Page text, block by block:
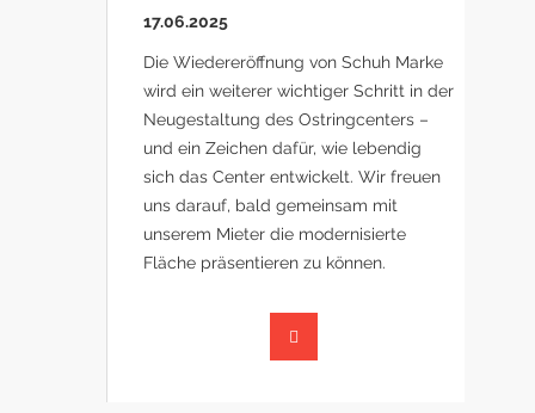
17.06.2025
Die Wiedereröffnung von Schuh Marke
wird ein weiterer wichtiger Schritt in der
Neugestaltung des Ostringcenters –
und ein Zeichen dafür, wie lebendig
sich das Center entwickelt. Wir freuen
uns darauf, bald gemeinsam mit
unserem Mieter die modernisierte
Fläche präsentieren zu können.